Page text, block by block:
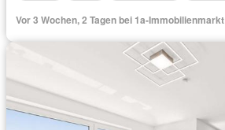
Vor 3 Wochen, 2 Tagen bei 1a-Immobilienmarkt